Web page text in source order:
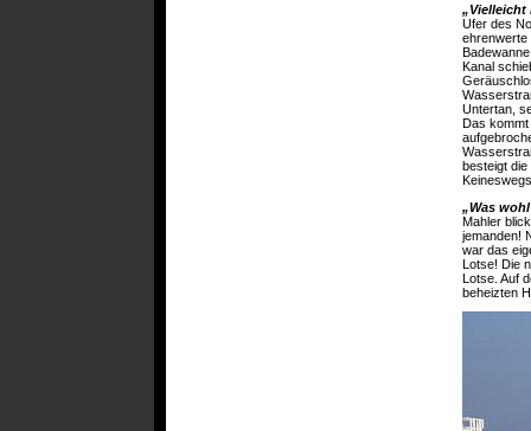
„Vielleicht
Ufer des
ehrenwerte
Kanal
Untertan,
Das kommt
besteigt
„Was
Mahler
jemanden!
war das
Lotse! Die
Lotse. Auf
beheizten